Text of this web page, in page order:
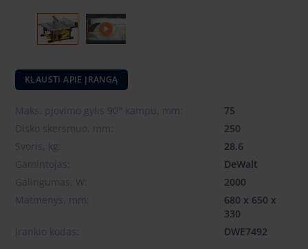
KLAUSTI APIE ĮRANGĄ
Maks. pjovimo gylis 90° kampu, mm:
75
Disko skersmuo, mm:
250
Svoris, kg:
28.6
Gamintojas:
DeWalt
Galingumas, W:
2000
Matmenys, mm:
680 x 650 x
330
Įrankio kodas:
DWE7492